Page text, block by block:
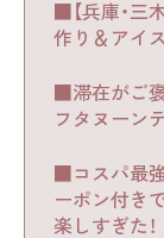
■【兵庫・三
作り＆アイ
■滞在がご褒
フタヌーン
■コスパ最
ーポン付き
楽しすぎた！